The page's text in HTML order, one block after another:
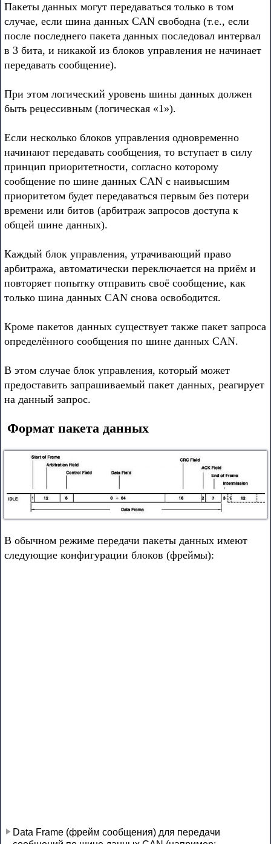
Пакеты данных могут передаваться только в том
случае, если шина данных CAN свободна (т.е., если
после последнего пакета данных последовал интервал
в 3 бита, и никакой из блоков управления не начинает
передавать сообщение).
При этом логический уровень шины данных должен
быть рецессивным (логическая «1»).
Если несколько блоков управления одновременно
начинают передавать сообщения, то вступает в силу
принцип приоритетности, согласно которому
сообщение по шине данных CAN с наивысшим
приоритетом будет передаваться первым без потери
времени или битов (арбитраж запросов доступа к
общей шине данных).
Каждый блок управления, утрачивающий право
арбитража, автоматически переключается на приём и
повторяет попытку отправить своё сообщение, как
только шина данных CAN снова освободится.
Кроме пакетов данных существует также пакет запроса
определённого сообщения по шине данных CAN.
В этом случае блок управления, который может
предоставить запрашиваемый пакет данных, реагирует
на данный запрос.
Формат пакета данных
В обычном режиме передачи пакеты данных имеют
следующие конфигурации блоков (фреймы):
Data Frame (фрейм сообщения) для передачи